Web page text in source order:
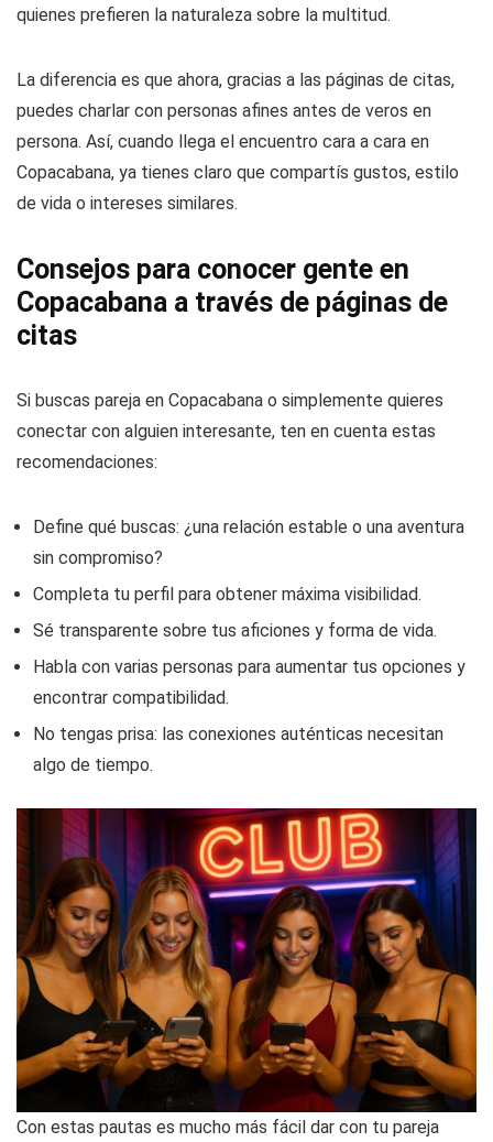
quienes prefieren la naturaleza sobre la multitud.
La diferencia es que ahora, gracias a las páginas de citas,
puedes charlar con personas afines antes de veros en
persona. Así, cuando llega el encuentro cara a cara en
Copacabana, ya tienes claro que compartís gustos, estilo
de vida o intereses similares.
Consejos para conocer gente en
Copacabana a través de páginas de
citas
Si buscas pareja en Copacabana o simplemente quieres
conectar con alguien interesante, ten en cuenta estas
recomendaciones:
Define qué buscas: ¿una relación estable o una aventura
sin compromiso?
Completa tu perfil para obtener máxima visibilidad.
Sé transparente sobre tus aficiones y forma de vida.
Habla con varias personas para aumentar tus opciones y
encontrar compatibilidad.
No tengas prisa: las conexiones auténticas necesitan
algo de tiempo.
Con estas pautas es mucho más fácil dar con tu pareja